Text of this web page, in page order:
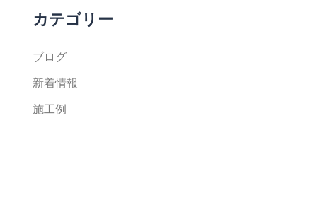
カテゴリー
ブログ
新着情報
施工例